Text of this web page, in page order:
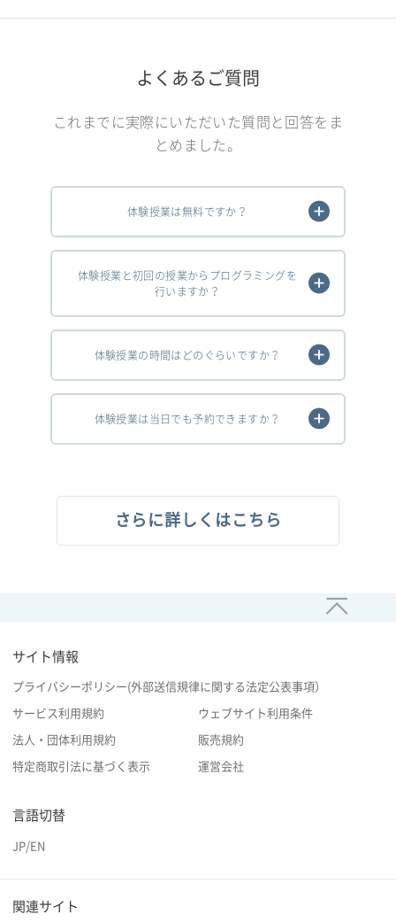
よくあるご質問
これまでに実際にいただいた質問と回答をま
とめました。
体験授業は無料ですか？
体験授業と初回の授業からプログラミングを
行いますか？
体験授業の時間はどのぐらいですか？
体験授業は当日でも予約できますか？
さらに詳しくはこちら
サイト情報
プライバシーポリシー(外部送信規律に関する法定公表事項）
サービス利用規約 ウェブサイト利用条件
法人・団体利用規約 販売規約
特定商取引法に基づく表示 運営会社
言語切替
JP/EN
関連サイト